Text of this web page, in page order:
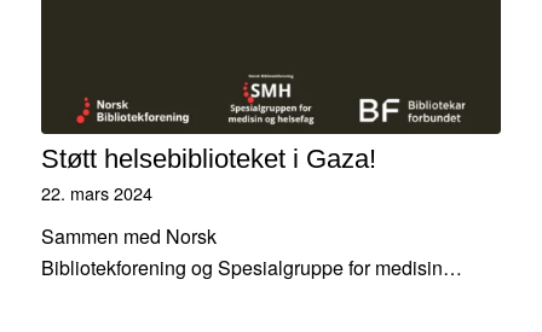
Støtt helsebiblioteket i Gaza!
22. mars 2024
Sammen med Norsk
Bibliotekforening og Spesialgruppe for medisin…